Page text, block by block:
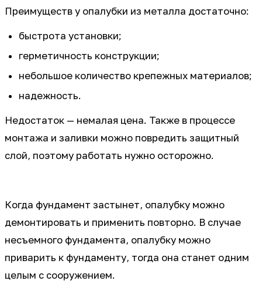
Преимуществ у опалубки из металла достаточно:
быстрота установки;
герметичность конструкции;
небольшое количество крепежных материалов;
надежность.
Недостаток — немалая цена. Также в процессе
монтажа и заливки можно повредить защитный
слой, поэтому работать нужно осторожно.
Когда фундамент застынет, опалубку можно
демонтировать и применить повторно. В случае
несъемного фундамента, опалубку можно
приварить к фундаменту, тогда она станет одним
целым с сооружением.